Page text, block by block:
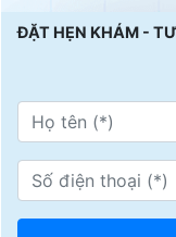
ĐẶT HẸN KHÁM -